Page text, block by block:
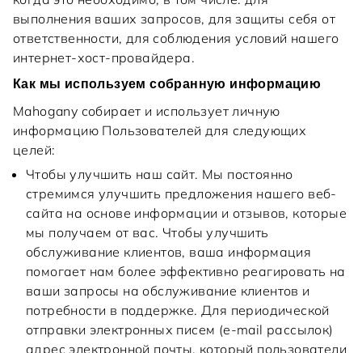
выполнения ваших запросов, для защиты себя от
ответственности, для соблюдения условий нашего
интернет-хост-провайдера.
Как мы используем собранную информацию
Mahogany собирает и использует личную
информацию Пользователей для следующих
целей:
Чтобы улучшить наш сайт. Мы постоянно
стремимся улучшить предложения нашего веб-
сайта на основе информации и отзывов, которые
мы получаем от вас. Чтобы улучшить
обслуживание клиентов, ваша информация
помогает нам более эффективно реагировать на
ваши запросы на обслуживание клиентов и
потребности в поддержке. Для периодической
отправки электронных писем (e-mail рассылок)
адрес электронной почты, который пользователи